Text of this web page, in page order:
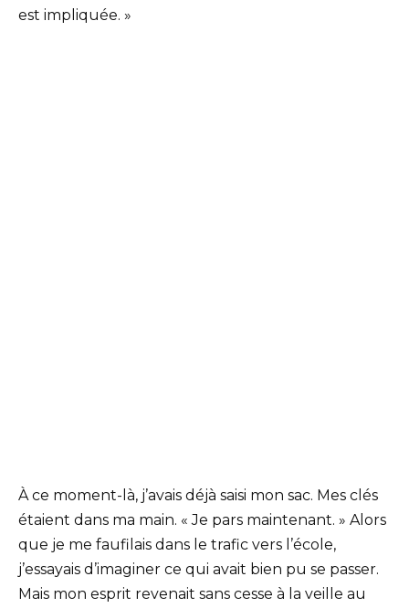
est impliquée. »
À ce moment-là, j’avais déjà saisi mon sac. Mes clés
étaient dans ma main. « Je pars maintenant. » Alors
que je me faufilais dans le trafic vers l’école,
j’essayais d’imaginer ce qui avait bien pu se passer.
Mais mon esprit revenait sans cesse à la veille au